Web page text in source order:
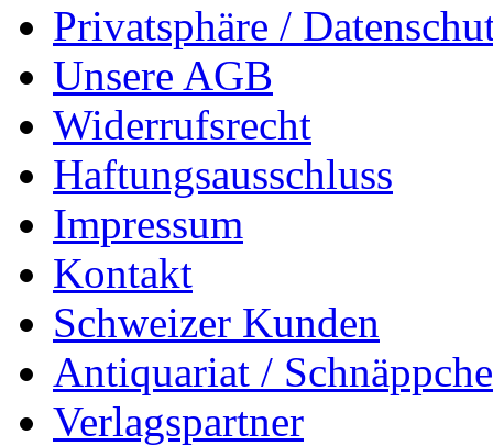
Privatsphäre /
Unsere AGB
Widerrufsrecht
Haftungsausschluss
Impressum
Kontakt
Schweizer Kunden
Antiquariat /
Verlagspartner